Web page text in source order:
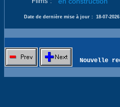
Date de dernière mise à jour : 18-07-2026
Nouvelle